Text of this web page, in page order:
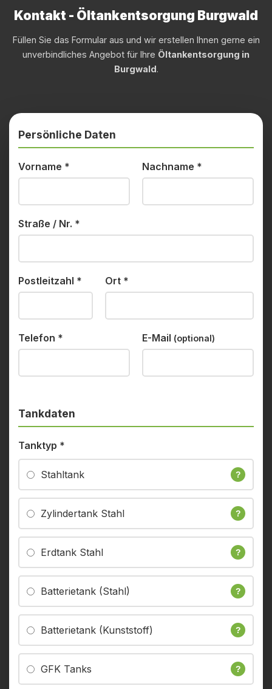
Kontakt - Öltankentsorgung Burgwald
Füllen Sie das Formular aus und wir erstellen Ihnen gerne ein
unverbindliches Angebot für Ihre Öltankentsorgung in
Burgwald.
Persönliche Daten
Vorname * Nachname *
Straße / Nr. *
Postleitzahl * Ort *
Telefon * E-Mail (optional)
Tankdaten
Tanktyp *
Stahltank ?
Zylindertank Stahl ?
Erdtank Stahl ?
Batterietank (Stahl) ?
Batterietank (Kunststoff) ?
GFK Tanks ?